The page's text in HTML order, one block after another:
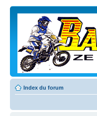
Index du forum